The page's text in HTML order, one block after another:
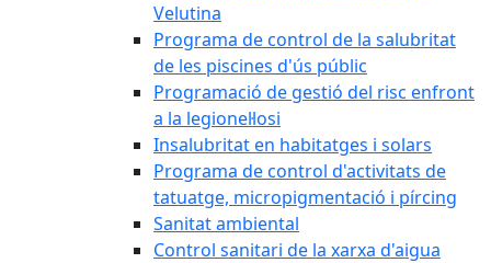
Velutina
Programa de control de la salubritat
de les piscines d'ús públic
Programació de gestió del risc enfront
a la legionel·losi
Insalubritat en habitatges i solars
Programa de control d'activitats de
tatuatge, micropigmentació i pírcing
Sanitat ambiental
Control sanitari de la xarxa d'aigua